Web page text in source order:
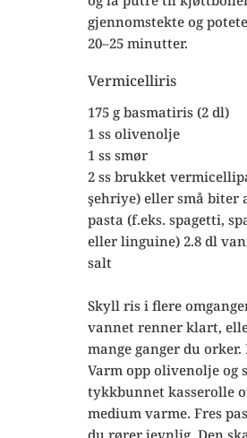
gjennomstekte og
20–25 minutter.
Vermicelliris
175 g basmatiris (2 dl)
1 ss olivenolje
1 ss smør
2 ss brukket
şehriye) eller små biter
pasta (f.eks. spagetti,
eller linguine) 2.8 dl
salt
Skyll ris i flere
vannet renner klart,
mange ganger du orker.
Varm opp olivenolje og
tykkbunnet kasserolle
medium varme. Fres